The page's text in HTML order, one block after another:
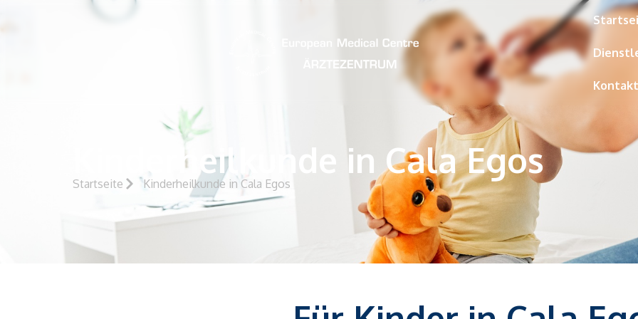
Kinderheilkunde in Cala Egos
Startseite Kinderheilkunde in Cala Egos